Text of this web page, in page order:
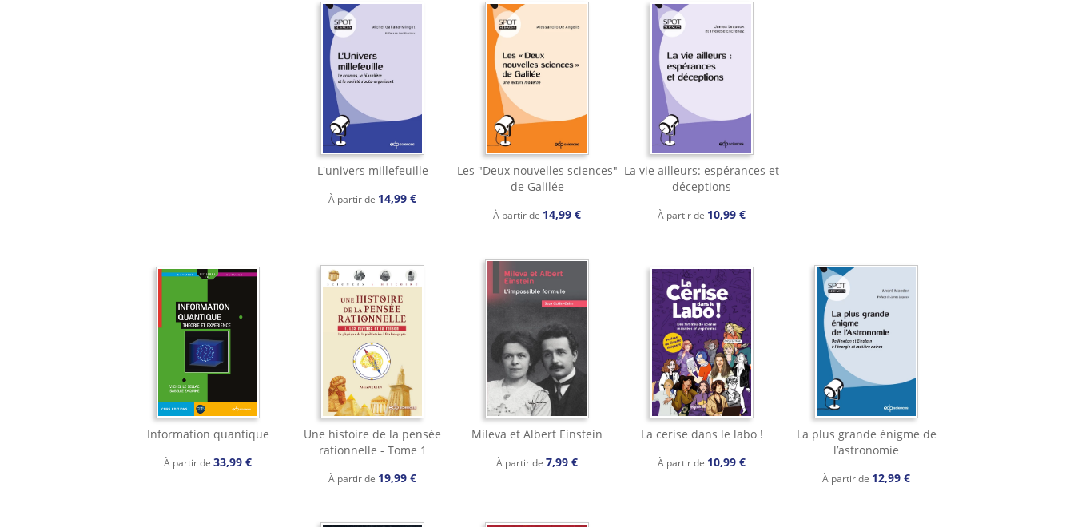
L'univers millefeuille
À partir de 14,99 €
Les "Deux nouvelles sciences"
de Galilée
À partir de 14,99 €
La vie ailleurs: espérances et
déceptions
À partir de 10,99 €
Information quantique
À partir de 33,99 €
Une histoire de la pensée
rationnelle - Tome 1
À partir de 19,99 €
Mileva et Albert Einstein
À partir de 7,99 €
La cerise dans le labo !
À partir de 10,99 €
La plus grande énigme de
l’astronomie
À partir de 12,99 €